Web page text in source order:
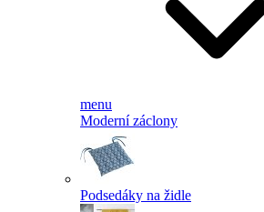
menu
Moderní záclony
Podsedáky na židle